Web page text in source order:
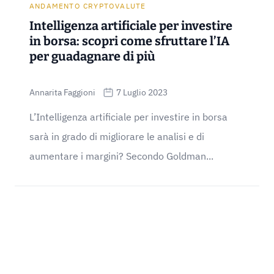
ANDAMENTO CRYPTOVALUTE
Intelligenza artificiale per investire
in borsa: scopri come sfruttare l’IA
per guadagnare di più
Annarita Faggioni 7 Luglio 2023
L’Intelligenza artificiale per investire in borsa
sarà in grado di migliorare le analisi e di
aumentare i margini? Secondo Goldman...